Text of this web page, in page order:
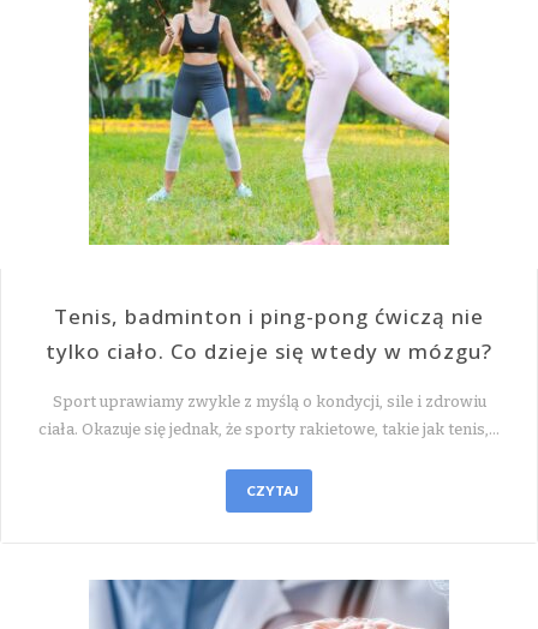
Tenis, badminton i ping-pong ćwiczą nie
tylko ciało. Co dzieje się wtedy w mózgu?
Sport uprawiamy zwykle z myślą o kondycji, sile i zdrowiu
ciała. Okazuje się jednak, że sporty rakietowe, takie jak tenis,…
CZYTAJ